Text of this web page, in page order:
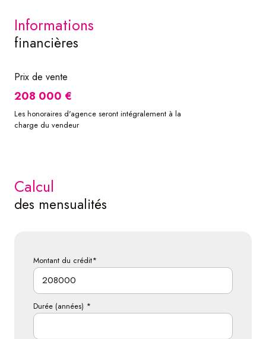
informations
financières
Prix de vente
208 000 €
Les honoraires d'agence seront intégralement à la
charge du vendeur
calcul
des mensualités
Montant du crédit*
Durée (années) *